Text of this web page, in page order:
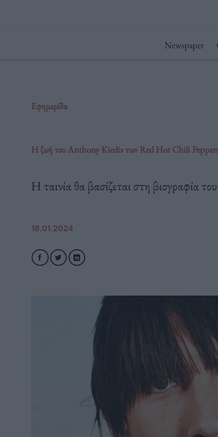
Newspaper
Εφημερίδα
Η ζωή του Anthony Kiedis των Red Hot Chili Peppers
Η ταινία θα βασίζεται στη βιογραφία
18.01.2024